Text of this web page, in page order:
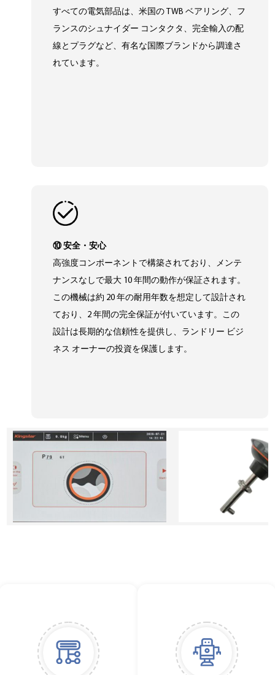
すべての電気部品は、米国の TWB ベアリング、フ
ランスのシュナイダー コンタクタ、完全輸入の配
線とプラグなど、有名な国際ブランドから調達さ
れています。
⑩ 安全・安心
高強度コンポーネントで構築されており、メンテ
ナンスなしで最大 10 年間の動作が保証されます。
この機械は約 20 年の耐用年数を想定して設計され
ており、2 年間の完全保証が付いています。この
設計は長期的な信頼性を提供し、ランドリー ビジ
ネス オーナーの投資を保護します。